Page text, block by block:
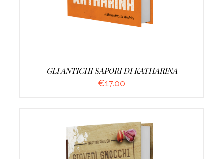
GLI ANTICHI SAPORI DI KATHARINA
€17.00